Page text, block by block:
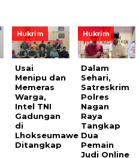
Hukrim
Usai
Menipu dan
Memeras
Warga,
Intel TNI
Gadungan
di
Lhokseumawe
Ditangkap
Hukrim
Dalam
Sehari,
Satreskrim
Polres
Nagan
Raya
Tangkap
Dua
Pemain
Judi Online